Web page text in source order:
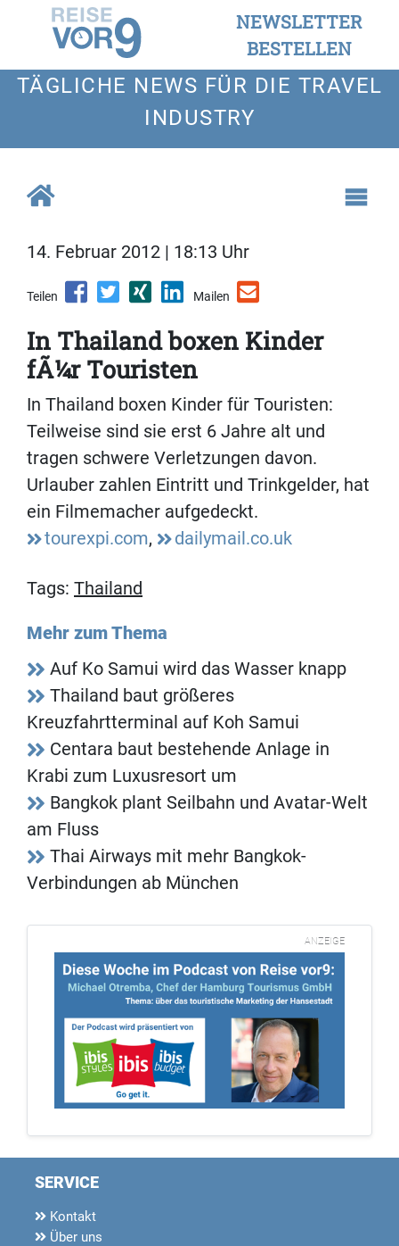
NEWSLETTER
BESTELLEN
TÄGLICHE NEWS FÜR DIE TRAVEL
INDUSTRY
14. Februar 2012 | 18:13 Uhr
Teilen Mailen
In Thailand boxen Kinder
fÃ¼r Touristen
In Thailand boxen Kinder für Touristen:
Teilweise sind sie erst 6 Jahre alt und
tragen schwere Verletzungen davon.
Urlauber zahlen Eintritt und Trinkgelder, hat
ein Filmemacher aufgedeckt.
tourexpi.com, dailymail.co.uk
Tags: Thailand
Mehr zum Thema
Auf Ko Samui wird das Wasser knapp
Thailand baut größeres
Kreuzfahrtterminal auf Koh Samui
Centara baut bestehende Anlage in
Krabi zum Luxusresort um
Bangkok plant Seilbahn und Avatar-Welt
am Fluss
Thai Airways mit mehr Bangkok-
Verbindungen ab München
ANZEIGE
SERVICE
Kontakt
Über uns